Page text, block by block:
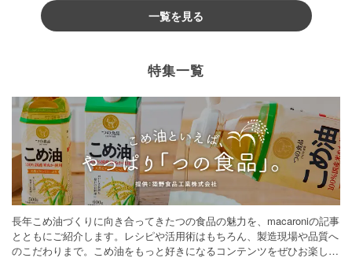
一覧を見る
特集一覧
長年こめ油づくりに向き合ってきたつの食品の魅力を、macaroniの記事
とともにご紹介します。レシピや活用術はもちろん、製造現場や品質へ
のこだわりまで。こめ油をもっと好きになるコンテンツをぜひお楽しみ